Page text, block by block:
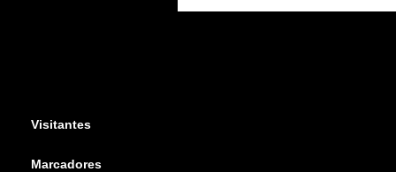
Visitantes
Marcadores